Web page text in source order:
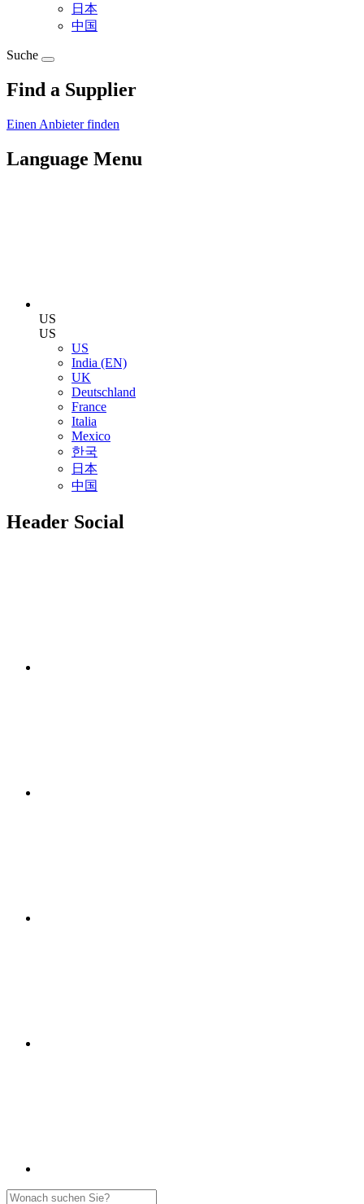
日本
中国
Suche
Find a Supplier
Einen Anbieter finden
Language Menu
US
US
US
India (EN)
UK
Deutschland
France
Italia
Mexico
한국
日本
中国
Header Social